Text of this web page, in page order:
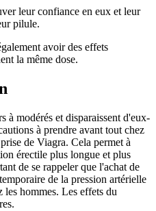
leur confiance en eux et leur
pilule.
avoir des effets
la même dose.
à modérés et disparaissent d'eux-
à prendre avant tout chez
de Viagra. Cela permet à
érectile plus longue et plus
de se rappeler que l'achat de
de la pression artérielle
les hommes. Les effets du